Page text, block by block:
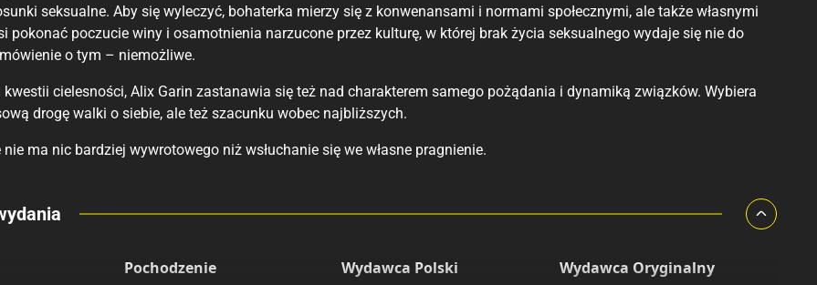
seksualne. Aby się wyleczyć, bohaterka mierzy się z konwenansami i normami społecznymi, ale także własnymi
pokonać poczucie winy i osamotnienia narzucone przez kulturę, w której brak życia seksualnego wydaje się nie do
o tym – niemożliwe.
cielesności, Alix Garin zastanawia się też nad charakterem samego pożądania i dynamiką związków. Wybiera
drogę walki o siebie, ale też szacunku wobec najbliższych.
nie ma nic bardziej wywrotowego niż wsłuchanie się we własne pragnienie.
Pochodzenie Wydawca Polski Wydawca Oryginalny